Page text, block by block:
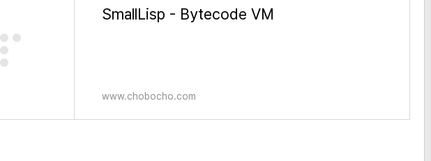
SmallLisp - Bytecode VM
www.chobocho.com